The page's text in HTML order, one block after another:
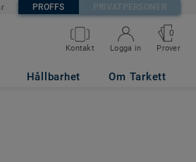
PROFFS PRIVATPERSONER
Kontakt Logga in
0
Prover
Hållbarhet Om Tarkett